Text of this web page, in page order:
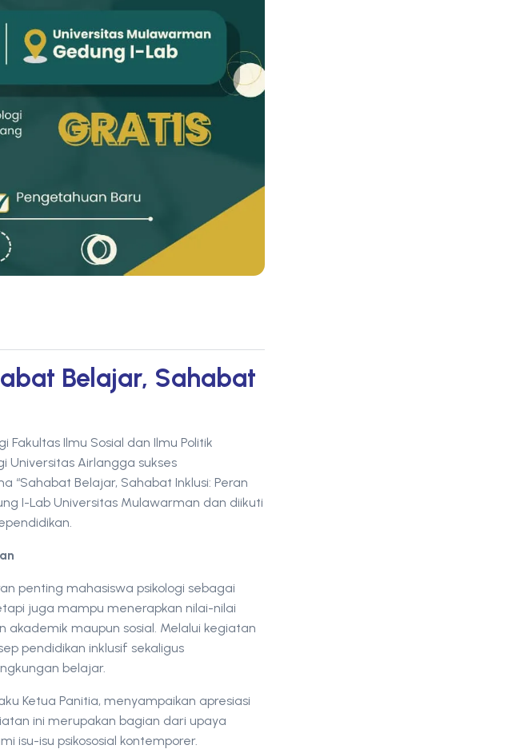
Belajar, Sahabat
Fakultas Ilmu Sosial dan Ilmu Politik
Universitas Airlangga sukses
Belajar, Sahabat Inklusi: Peran
I-Lab Universitas Mulawarman dan diikuti
penting mahasiswa psikologi sebagai
juga mampu menerapkan nilai-nilai
maupun sosial. Melalui kegiatan
pendidikan inklusif sekaligus
belajar.
Ketua Panitia, menyampaikan apresiasi
ini merupakan bagian dari upaya
isu-isu psikososial kontemporer.